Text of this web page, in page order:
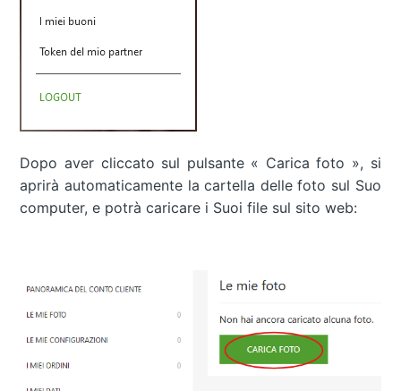
Dopo aver cliccato sul pulsante « Carica foto », si
aprirà automaticamente la cartella delle foto sul Suo
computer, e potrà caricare i Suoi file sul sito web: